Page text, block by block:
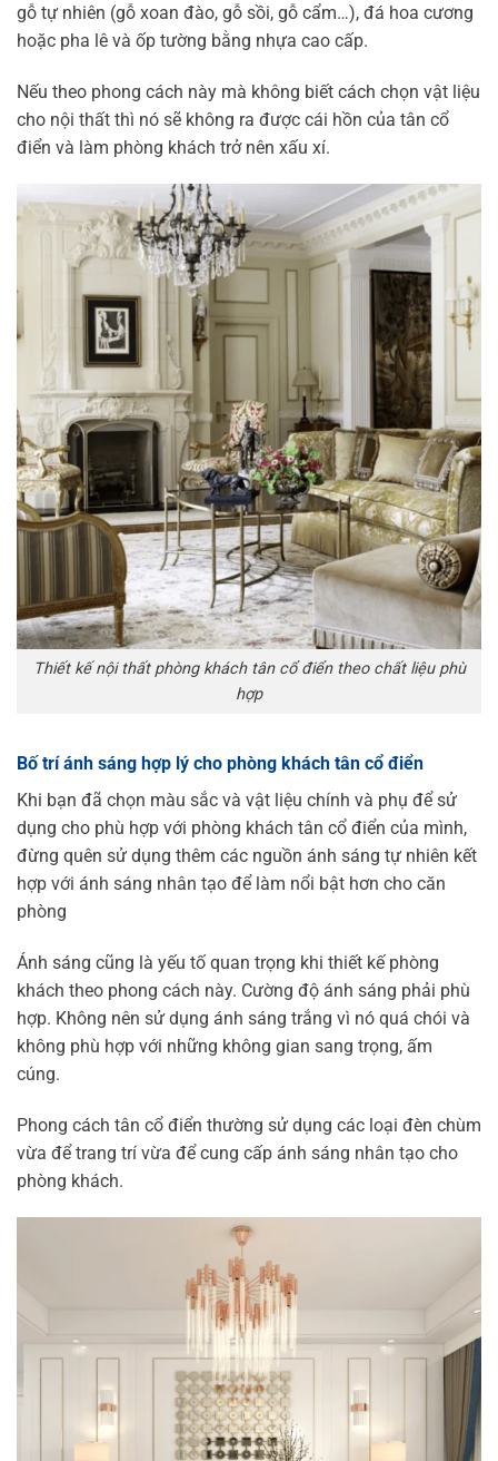
gỗ tự nhiên (gỗ xoan đào, gỗ sồi, gỗ cẩm…), đá hoa cương
hoặc pha lê và ốp tường bằng nhựa cao cấp.
Nếu theo phong cách này mà không biết cách chọn vật liệu
cho nội thất thì nó sẽ không ra được cái hồn của tân cổ
điển và làm phòng khách trở nên xấu xí.
Thiết kế nội thất phòng khách tân cổ điển theo chất liệu phù
hợp
Bố trí ánh sáng hợp lý cho phòng khách tân cổ điển
Khi bạn đã chọn màu sắc và vật liệu chính và phụ để sử
dụng cho phù hợp với phòng khách tân cổ điển của mình,
đừng quên sử dụng thêm các nguồn ánh sáng tự nhiên kết
hợp với ánh sáng nhân tạo để làm nổi bật hơn cho căn
phòng
Ánh sáng cũng là yếu tố quan trọng khi thiết kế phòng
khách theo phong cách này. Cường độ ánh sáng phải phù
hợp. Không nên sử dụng ánh sáng trắng vì nó quá chói và
không phù hợp với những không gian sang trọng, ấm
cúng.
Phong cách tân cổ điển thường sử dụng các loại đèn chùm
vừa để trang trí vừa để cung cấp ánh sáng nhân tạo cho
phòng khách.